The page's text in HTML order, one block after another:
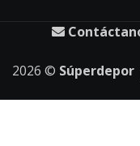
2026 © Súperdepor